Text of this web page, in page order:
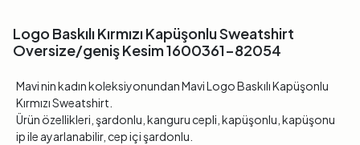
Logo Baskılı Kırmızı Kapüşonlu Sweatshirt
Oversize/geniş Kesim 1600361-82054
Mavi nin kadın koleksiyonundan Mavi Logo Baskılı Kapüşonlu
Kırmızı Sweatshirt.
Ürün özellikleri, şardonlu, kanguru cepli, kapüşonlu, kapüşonu
ip ile ayarlanabilir, cep içi şardonlu.